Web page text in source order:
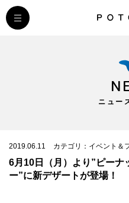
ニュー
2019.06.11 カテゴリ：イベント＆
6月10日（月）より”ピーナ
ー”に新デザートが登場！